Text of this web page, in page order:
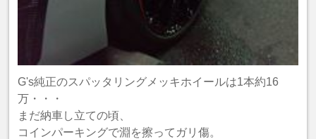
G's純正のスパッタリングメッキホイールは1本約16
万・・・
まだ納車し立ての頃、
コインパーキングで淵を擦ってガリ傷。